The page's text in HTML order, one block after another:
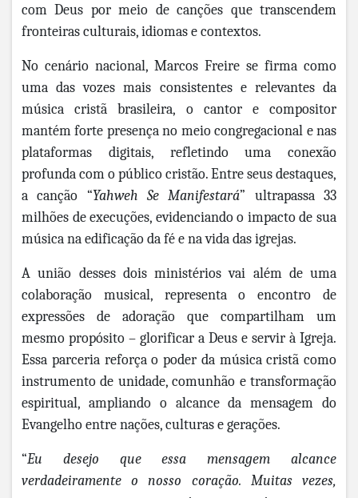
com Deus por meio de canções que transcendem
fronteiras culturais, idiomas e contextos.
No cenário nacional, Marcos Freire se firma como
uma das vozes mais consistentes e relevantes da
música cristã brasileira, o cantor e compositor
mantém forte presença no meio congregacional e nas
plataformas digitais, refletindo uma conexão
profunda com o público cristão. Entre seus destaques,
a canção “Yahweh Se Manifestará” ultrapassa 33
milhões de execuções, evidenciando o impacto de sua
música na edificação da fé e na vida das igrejas.
A união desses dois ministérios vai além de uma
colaboração musical, representa o encontro de
expressões de adoração que compartilham um
mesmo propósito – glorificar a Deus e servir à Igreja.
Essa parceria reforça o poder da música cristã como
instrumento de unidade, comunhão e transformação
espiritual, ampliando o alcance da mensagem do
Evangelho entre nações, culturas e gerações.
“Eu desejo que essa mensagem alcance
verdadeiramente o nosso coração. Muitas vezes,